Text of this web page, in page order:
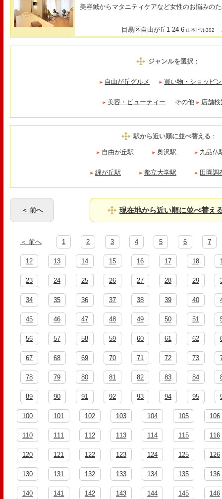
美容鍼からマタニティケアなど女性のお悩みの
目黒区自由が丘1-24-6 山本ビル302
ジャンルを選択：
自由が丘グルメ 買い物・ショッピ
美容・ビューティー その他 店舗
駅から近い順に並べ替える ：
自由が丘駅 奥沢駅 九品仏
緑が丘駅 都立大学駅 田園調
＜ 前へ 現在地から近い順に並べ替え
＜ 前へ 1 2 3 4 5 6 7
12 13 14 15 16 17 18
23 24 25 26 27 28 29
34 35 36 37 38 39 40
45 46 47 48 49 50 51
56 57 58 59 60 61 62
67 68 69 70 71 72 73
78 79 80 81 82 83 84
89 90 91 92 93 94 95
100 101 102 103 104 105 106
110 111 112 113 114 115 116
120 121 122 123 124 125 126
130 131 132 133 134 135 136
140 141 142 143 144 145 146